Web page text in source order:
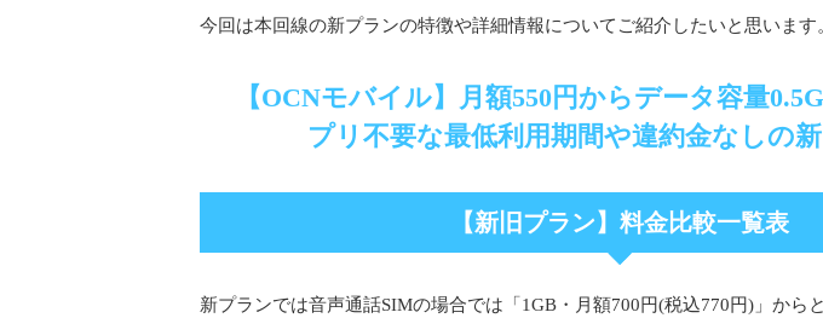
今回は本回線の新プランの特徴や詳細情報についてご紹介したいと思います
【OCNモバイル】月額550円からデータ容量
プリ不要な最低利用期間や違約金なしの新
【新旧プラン】料金比較一覧表
新プランでは音声通話SIMの場合では「1GB・月額700円(税込770円)」から